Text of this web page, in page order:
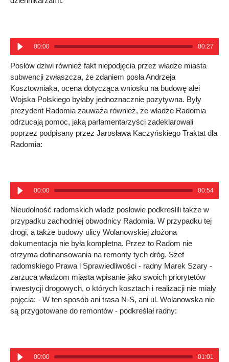
00:00 00:27
Posłów dziwi również fakt niepodjęcia przez władze miasta
subwencji zwłaszcza, że zdaniem posła Andrzeja
Kosztowniaka, ocena dotycząca wniosku na budowę alei
Wojska Polskiego byłaby jednoznacznie pozytywna. Były
prezydent Radomia zauważa również, że władze Radomia
odrzucają pomoc, jaką parlamentarzyści zadeklarowali
poprzez podpisany przez Jarosława Kaczyńskiego Traktat dla
Radomia:
00:00 00:54
Nieudolność radomskich władz posłowie podkreślili także w
przypadku zachodniej obwodnicy Radomia. W przypadku tej
drogi, a także budowy ulicy Wolanowskiej złożona
dokumentacja nie była kompletna. Przez to Radom nie
otrzyma dofinansowania na remonty tych dróg. Szef
radomskiego Prawa i Sprawiedliwości - radny Marek Szary -
zarzuca władzom miasta wpisanie jako swoich priorytetów
inwestycji drogowych, o których kosztach i realizacji nie miały
pojęcia: - W ten sposób ani trasa N-S, ani ul. Wolanowska nie
są przygotowane do remontów - podkreślał radny:
00:00 01:01